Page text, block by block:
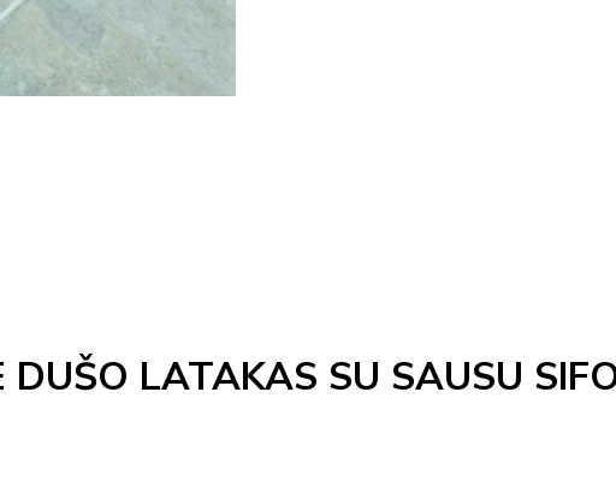
LATAKAS SU SAUSU